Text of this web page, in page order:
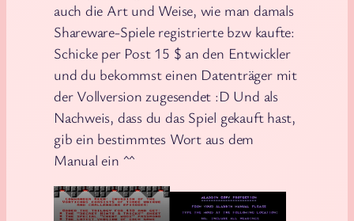
auch die Art und Weise, wie man damals
Shareware-Spiele registrierte bzw kaufte:
Schicke per Post 15 $ an den Entwickler
und du bekommst einen Datenträger mit
der Vollversion zugesendet :D Und als
Nachweis, dass du das Spiel gekauft hast,
gib ein bestimmtes Wort aus dem
Manual ein ^^